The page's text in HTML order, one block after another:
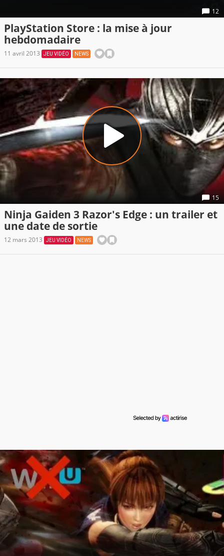
12
PlayStation Store : la mise à jour
hebdomadaire
11 avril 2013 JEU VIDÉO NEWS
15
Ninja Gaiden 3 Razor's Edge : un trailer et
une date de sortie
12 mars 2013 JEU VIDÉO NEWS